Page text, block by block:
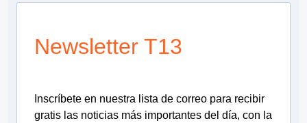
Newsletter T13
Inscríbete en nuestra lista de correo para recibir
gratis las noticias más importantes del día, con la